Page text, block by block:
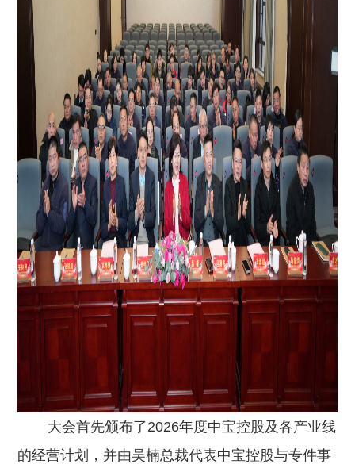
大会首先颁布了2026年度中宝控股及各产业线
的经营计划，并由吴楠总裁代表中宝控股与专件事